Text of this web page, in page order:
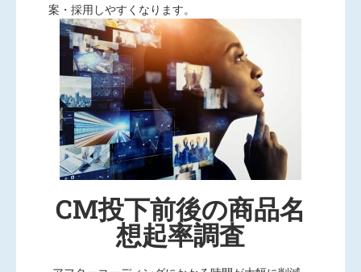
案・採用しやすくなります。
CM投下前後の商品名
想起率調査